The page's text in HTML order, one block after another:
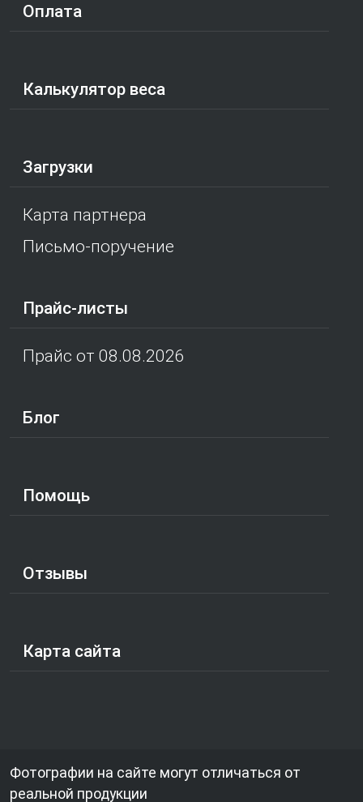
Оплата
Калькулятор веса
Загрузки
Карта партнера
Письмо-поручение
Прайс-листы
Прайс от 08.08.2026
Блог
Помощь
Отзывы
Карта сайта
Фотографии на сайте могут отличаться от
реальной продукции